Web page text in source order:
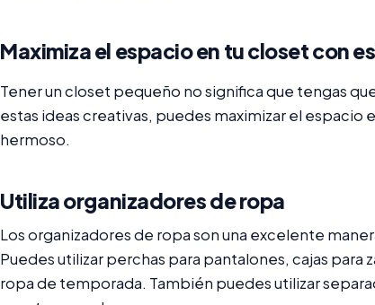
Maximiza el espacio en tu closet con
Tener un closet pequeño no significa que tengas
estas ideas creativas, puedes maximizar el espacio
hermoso.
Utiliza organizadores de ropa
Los organizadores de ropa son una excelente
Puedes utilizar perchas para pantalones, cajas
ropa de temporada. También puedes utilizar